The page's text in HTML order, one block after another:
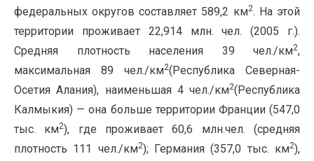
федеральных округов составляет 589,2 км2. На этой
территории проживает 22,914 млн. чел. (2005 г.).
Средняя плотность населения 39 чел./км2,
максимальная 89 чел./км2(Республика Северная-
Осетия Алания), наименьшая 4 чел./км2(Республика
Калмыкия) — она больше территории Франции (547,0
тыс. км2), где проживает 60,6 млн.чел. (средняя
плотность 111 чел./км2); Германия (357,0 тыс. км2),